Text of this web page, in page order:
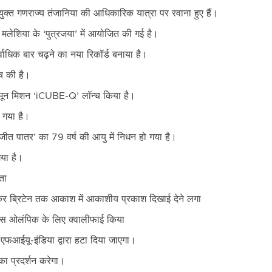
गणराज्य तंजानिया की आधिकारिक यात्रा पर रवाना हुए हैं।
के ‘पुत्रजया’ में आयोजित की गई है।
बार चढ़ने का नया रिकॉर्ड बनाया है।
की है।
मिशन ‘iCUBE-Q’ लॉन्च किया है।
गया है।
पातर’ का 79 वर्ष की आयु में निधन हो गया है।
है।
ब्रिटेन तक आकाश में आकाशीय प्रकाश दिखाई देने लगा
ओलंपिक के लिए क्वालीफाई किया
इंडिया द्वारा हटा दिया जाएगा।
प्रदर्शन करेगा।